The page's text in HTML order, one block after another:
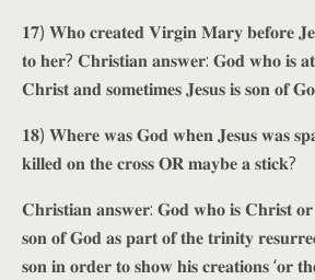
𝟏𝟕) 𝐖𝐡𝐨 𝐜𝐫𝐞𝐚𝐭𝐞𝐝 𝐕𝐢𝐫𝐠𝐢𝐧 𝐌𝐚𝐫𝐲 𝐛𝐞𝐟𝐨𝐫𝐞
𝐭𝐨 𝐡𝐞𝐫? 𝐂𝐡𝐫𝐢𝐬𝐭𝐢𝐚𝐧 𝐚𝐧𝐬𝐰𝐞𝐫: 𝐆𝐨𝐝 𝐰𝐡𝐨 𝐢𝐬
𝐂𝐡𝐫𝐢𝐬𝐭 𝐚𝐧𝐝 𝐬𝐨𝐦𝐞𝐭𝐢𝐦𝐞𝐬 𝐉𝐞𝐬𝐮𝐬 𝐢𝐬 𝐬𝐨𝐧 𝐨𝐟
𝟏𝟖) 𝐖𝐡𝐞𝐫𝐞 𝐰𝐚𝐬 𝐆𝐨𝐝 𝐰𝐡𝐞𝐧 𝐉𝐞𝐬𝐮𝐬 𝐰𝐚𝐬
𝐤𝐢𝐥𝐥𝐞𝐝 𝐨𝐧 𝐭𝐡𝐞 𝐜𝐫𝐨𝐬𝐬 𝐎𝐑 𝐦𝐚𝐲𝐛𝐞 𝐚 𝐬𝐭𝐢𝐜𝐤?
𝐂𝐡𝐫𝐢𝐬𝐭𝐢𝐚𝐧 𝐚𝐧𝐬𝐰𝐞𝐫: 𝐆𝐨𝐝 𝐰𝐡𝐨 𝐢𝐬 𝐂𝐡𝐫𝐢𝐬𝐭
𝐬𝐨𝐧 𝐨𝐟 𝐆𝐨𝐝 𝐚𝐬 𝐩𝐚𝐫𝐭 𝐨𝐟 𝐭𝐡𝐞 𝐭𝐫𝐢𝐧𝐢𝐭𝐲
𝐬𝐨𝐧 𝐢𝐧 𝐨𝐫𝐝𝐞𝐫 𝐭𝐨 𝐬𝐡𝐨𝐰 𝐡𝐢𝐬 𝐜𝐫𝐞𝐚𝐭𝐢𝐨𝐧𝐬 ‘𝐨𝐫